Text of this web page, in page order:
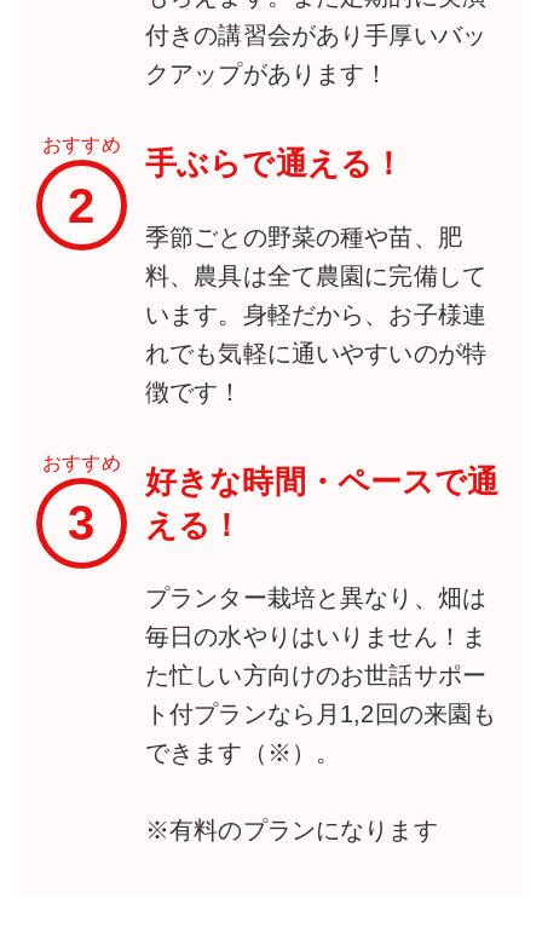
付きの講習会があり手厚いバッ
クアップがあります！
おすすめ
2
手ぶらで通える！
季節ごとの野菜の種や苗、肥
料、農具は全て農園に完備して
います。身軽だから、お子様連
れでも気軽に通いやすいのが特
徴です！
おすすめ
3
好きな時間・ペースで通
える！
プランター栽培と異なり、畑は
毎日の水やりはいりません！ま
た忙しい方向けのお世話サポー
ト付プランなら月1,2回の来園も
できます（※）。
※有料のプランになります